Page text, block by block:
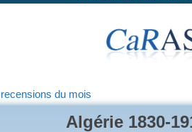
du mois
Algérie 1830-